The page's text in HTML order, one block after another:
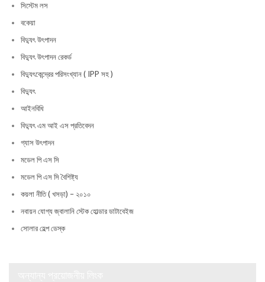
সিস্টেম লস
বকেয়া
বিদ্যুৎ উৎপাদন
বিদ্যুৎ উৎপাদন রেকর্ড
বিদ্যুৎকেন্দ্রের পরিসংখ্যান ( IPP সহ )
বিদ্যুৎ
আইনবিধি
বিদ্যুৎ এম আই এস প্রতিবেদন
গ্যাস উৎপাদন
মডেল পি এস সি
মডেল পি এস সি বৈশিষ্ট্য
কয়লা নীতি ( খসড়া) – ২০১০
নবায়ন যোগ্য জ্বালানি স্টেক হোল্ডার ডাটাবেইজ
সোলার হেল্প ডেস্ক